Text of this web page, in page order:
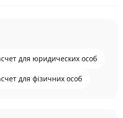
для юридических особ
для фізичних особ